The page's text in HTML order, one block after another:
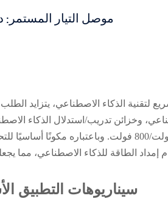
موصل التيار
لتقنية الذكاء الاصطناعي، يتزايد
وخزائن تدريب/استدلال الذكاء
إمداد الطاقة للذكاء الاصطناعي، مما
سيناريوهات التطبيق